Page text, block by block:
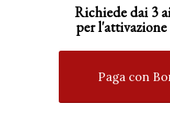
Richiede dai 3
perl'attivazione
Paga con